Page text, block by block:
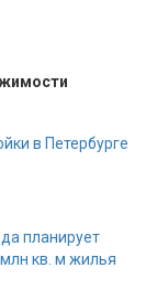
в Петербурге
планирует
кв. м жилья